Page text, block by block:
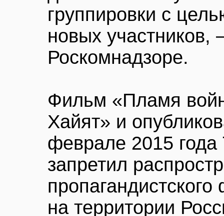
группировки с
новых
Роскомнадзоре.
Фильм «Пламя
Хайят» и
феврале 2015
запретил
на территории